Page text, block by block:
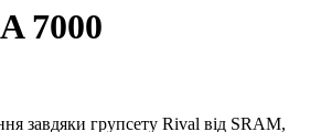
7000
завдяки групсету Rival від SRAM,